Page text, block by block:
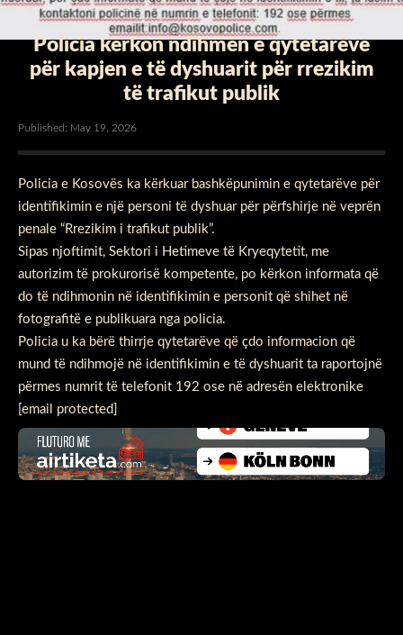
Policia kërkon ndihmën e qytetarëve
për kapjen e të dyshuarit për rrezikim
të trafikut publik
Published: May 19, 2026
Policia e Kosovës ka kërkuar bashkëpunimin e qytetarëve për
identifikimin e një personi të dyshuar për përfshirje në veprën
penale “Rrezikim i trafikut publik”.
Sipas njoftimit, Sektori i Hetimeve të Kryeqytetit, me
autorizim të prokurorisë kompetente, po kërkon informata që
do të ndihmonin në identifikimin e personit që shihet në
fotografitë e publikuara nga policia.
Policia u ka bërë thirrje qytetarëve që çdo informacion që
mund të ndihmojë në identifikimin e të dyshuarit ta raportojnë
përmes numrit të telefonit 192 ose në adresën elektronike
[email protected]